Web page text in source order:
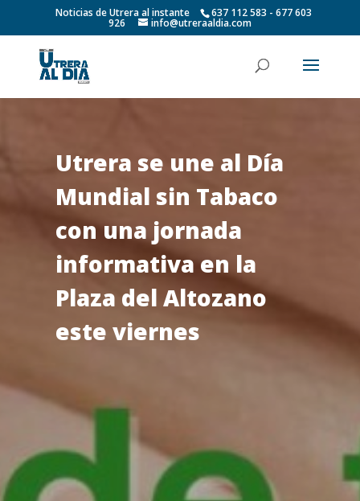
Noticias de Utrera al instante 637 112 583 - 677 603
926 info@utreraaldia.com
Utrera se une al Día
Mundial sin Tabaco
con una jornada
informativa en la
Plaza del Altozano
este viernes